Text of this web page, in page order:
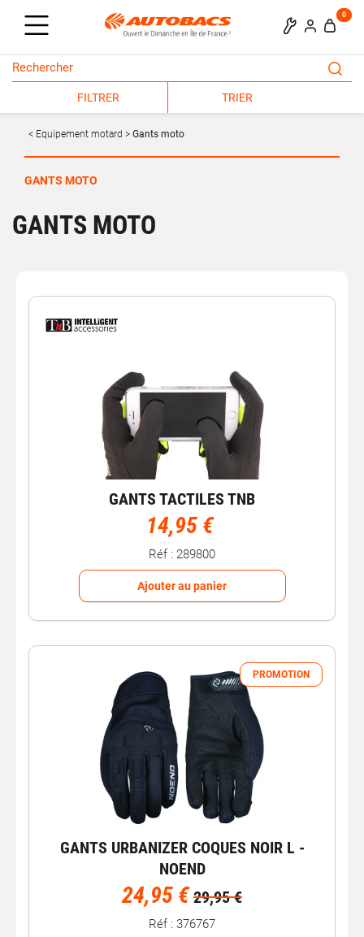
0
FILTRER TRIER
Equipement motard Gants moto
GANTS MOTO
GANTS MOTO
GANTS TACTILES TNB
14,95 €
Réf : 289800
Ajouter au panier
PROMOTION
GANTS URBANIZER COQUES NOIR L -
NOEND
24,95 € 29,95 €
Réf : 376767